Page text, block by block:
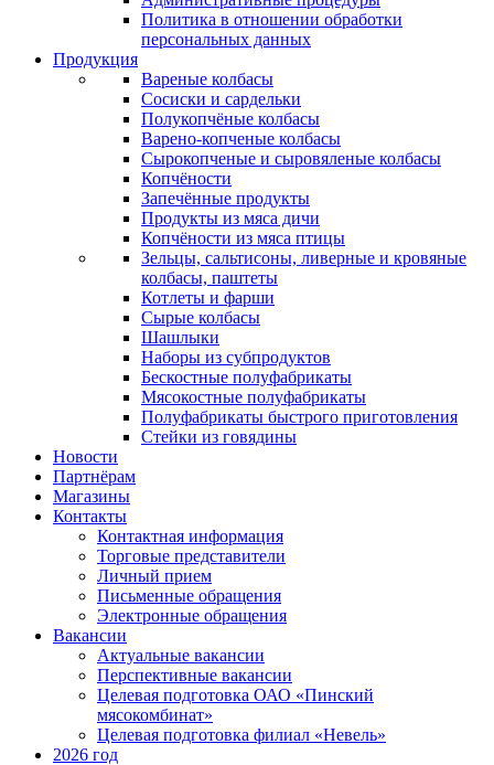
Политика в отношении обработки
персональных данных
Продукция
Вареные колбасы
Сосиски и сардельки
Полукопчёные колбасы
Варено-копченые колбасы
Сырокопченые и сыровяленые колбасы
Копчёности
Запечённые продукты
Продукты из мяса дичи
Копчёности из мяса птицы
Зельцы, сальтисоны, ливерные и кровяные
колбасы, паштеты
Котлеты и фарши
Сырые колбасы
Шашлыки
Наборы из субпродуктов
Бескостные полуфабрикаты
Мясокостные полуфабрикаты
Полуфабрикаты быстрого приготовления
Стейки из говядины
Новости
Партнёрам
Магазины
Контакты
Контактная информация
Торговые представители
Личный прием
Письменные обращения
Электронные обращения
Вакансии
Актуальные вакансии
Перспективные вакансии
Целевая подготовка ОАО «Пинский
мясокомбинат»
Целевая подготовка филиал «Невель»
2026 год